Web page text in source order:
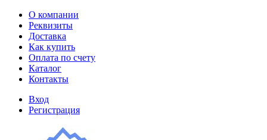
О компании
Реквизиты
Доставка
Как купить
Оплата по счету
Каталог
Контакты
Вход
Регистрация